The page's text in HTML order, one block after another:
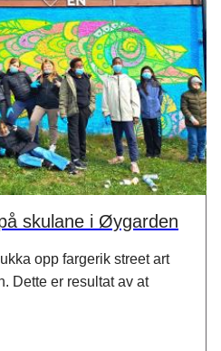
skulane i Øygarden
opp fargerik street art
Dette er resultat av at